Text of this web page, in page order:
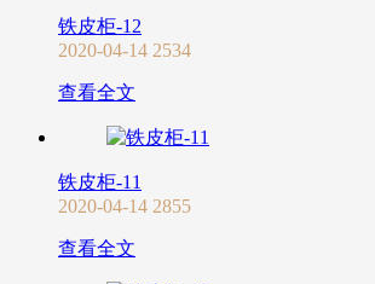
铁皮柜-12
2020-04-14 2534
查看全文
铁皮柜-11
2020-04-14 2855
查看全文